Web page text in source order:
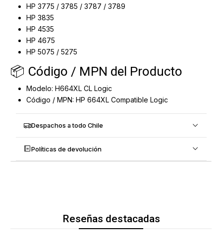
HP 3775 / 3785 / 3787 / 3789
HP 3835
HP 4535
HP 4675
HP 5075 / 5275
📦 Código / MPN del Producto
Modelo: H664XL CL Logic
Código / MPN: HP 664XL Compatible Logic
Despachos a todo Chile
Políticas de devolución
Reseñas destacadas